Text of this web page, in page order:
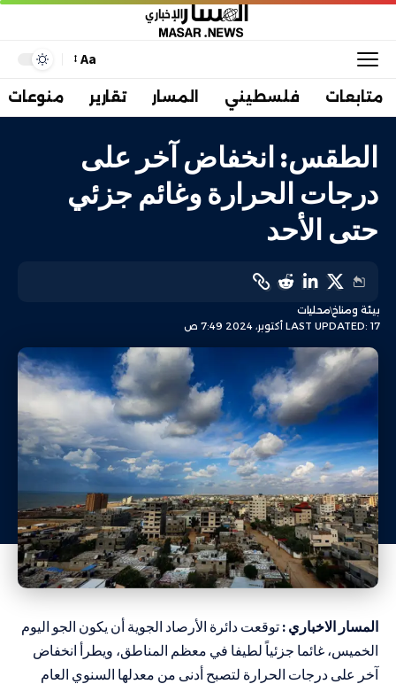
Aa
متابعات فلسطيني المسار تقارير منوعات
الطقس: انخفاض آخر على
درجات الحرارة وغائم جزئي
حتى الأحد
LAST UPDATED: 17 أكتوبر، 2024 7:49 ص
بيئة ومناخمحليات
المسار الاخباري : توقعت دائرة الأرصاد الجوية أن يكون الجو اليوم
الخميس، غائما جزئياً لطيفا في معظم المناطق، ويطرأ انخفاض
آخر على درجات الحرارة لتصبح أدنى من معدلها السنوي العام